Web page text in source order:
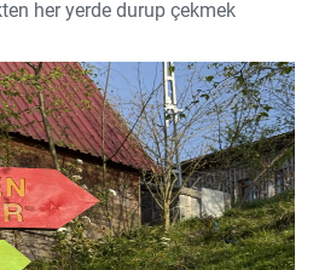
her yerde durup çekmek